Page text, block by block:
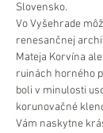
Slovensko.
Vo Vyšehrade
renesančnej
Mateja Korvína
ruinách horného
boli v minulosti
korunovačné
Vám naskytne